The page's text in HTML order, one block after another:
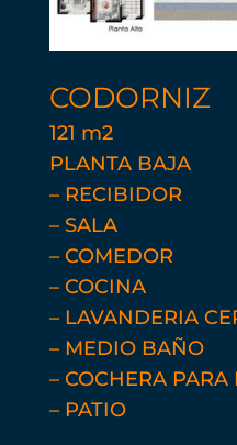
CODORNIZ
121 m2
PLANTA
– RECIBIDOR
– SALA
– COMEDOR
– COCINA
– LAVANDERIA
– MEDIO BAÑO
– COCHERA PARA
– PATIO